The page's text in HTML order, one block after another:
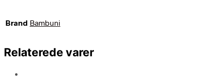
Brand Bambuni
Relaterede varer